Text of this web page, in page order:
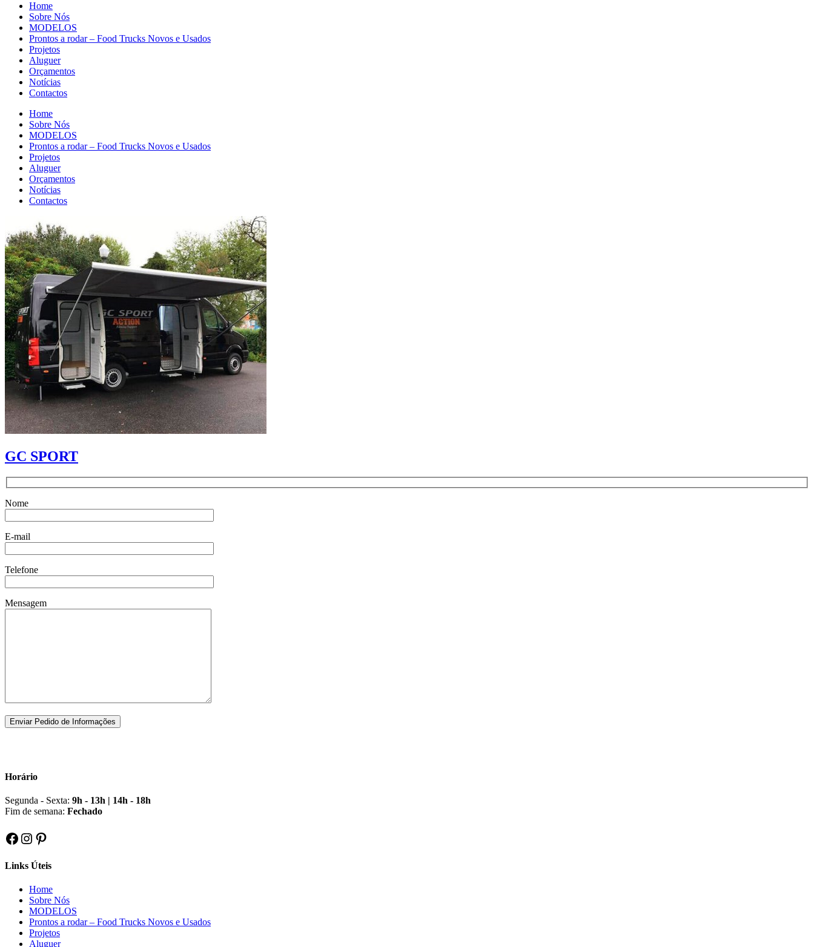
Home
Sobre Nós
MODELOS
Prontos a rodar – Food Trucks Novos e Usados
Projetos
Aluguer
Orçamentos
Notícias
Contactos
Home
Sobre Nós
MODELOS
Prontos a rodar – Food Trucks Novos e Usados
Projetos
Aluguer
Orçamentos
Notícias
Contactos
GC SPORT
Nome
E-mail
Telefone
Mensagem
Horário
Segunda - Sexta: 9h - 13h | 14h - 18h
Fim de semana: Fechado
Facebook
Instagram
Pinterest
Links Úteis
Home
Sobre Nós
MODELOS
Prontos a rodar – Food Trucks Novos e Usados
Projetos
Aluguer